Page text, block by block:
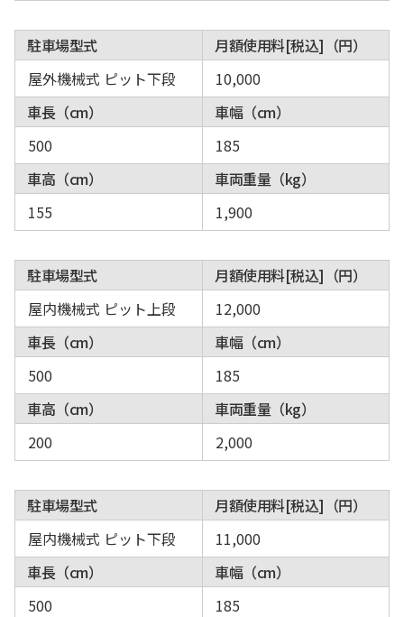
駐車場型式
月額使用料[税込]（円）
屋外機械式 ピット下段
10,000
車長（cm）
車幅（cm）
500
185
車高（cm）
車両重量（kg）
155
1,900
駐車場型式
月額使用料[税込]（円）
屋内機械式 ピット上段
12,000
車長（cm）
車幅（cm）
500
185
車高（cm）
車両重量（kg）
200
2,000
駐車場型式
月額使用料[税込]（円）
屋内機械式 ピット下段
11,000
車長（cm）
車幅（cm）
500
185